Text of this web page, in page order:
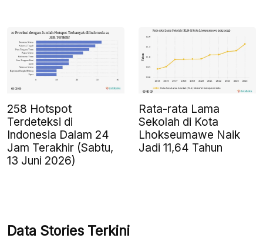
258 Hotspot
Terdeteksi di
Indonesia Dalam 24
Jam Terakhir (Sabtu,
13 Juni 2026)
Rata-rata Lama
Sekolah di Kota
Lhokseumawe Naik
Jadi 11,64 Tahun
Data Stories Terkini